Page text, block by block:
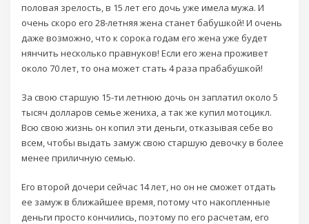
половая зрелость, в 15 лет его дочь уже имела мужа. И
очень скоро его 28-летняя жена станет бабушкой! И очень
даже возможно, что к сорока годам его жена уже будет
нянчить несколько правнуков! Если его жена проживет
около 70 лет, то она может стать 4 раза прабабушкой!
За свою старшую 15-ти летнюю дочь он заплатил около 5
тысяч долларов семье жениха, а так же купил мотоцикл.
Всю свою жизнь он копил эти деньги, отказывая себе во
всем, чтобы выдать замуж свою старшую девочку в более
менее приличную семью.
Его второй дочери сейчас 14 лет, но он не сможет отдать
ее замуж в ближайшее время, потому что накопленные
деньги просто кончились, поэтому по его расчетам, его